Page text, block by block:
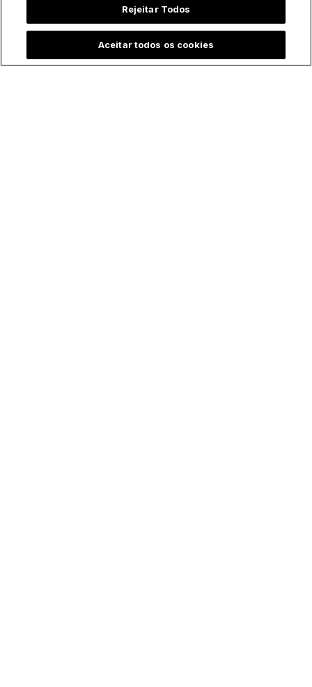
Rejeitar Todos
Aceitar todos os cookies